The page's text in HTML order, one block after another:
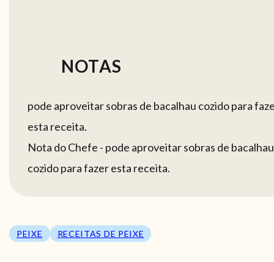
NOTAS
pode aproveitar sobras de bacalhau cozido para
esta receita.
Nota do Chefe - pode aproveitar sobras de bacalhau
cozido para fazer esta receita.
PEIXE RECEITAS DE PEIXE